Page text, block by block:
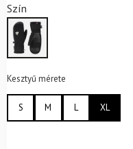
4.89
5-ből,
értékelés
alapján
Szín
Kesztyű mérete
S M L XL